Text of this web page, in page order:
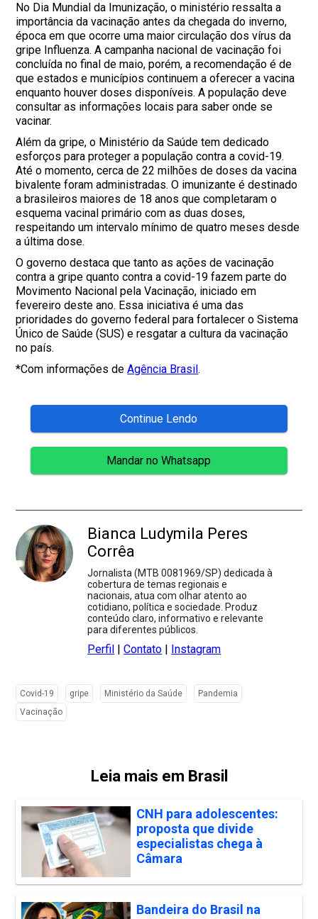
No Dia Mundial da Imunização, o ministério ressalta a
importância da vacinação antes da chegada do inverno,
época em que ocorre uma maior circulação dos vírus da
gripe Influenza. A campanha nacional de vacinação foi
concluída no final de maio, porém, a recomendação é de
que estados e municípios continuem a oferecer a vacina
enquanto houver doses disponíveis. A população deve
consultar as informações locais para saber onde se
vacinar.
Além da gripe, o Ministério da Saúde tem dedicado
esforços para proteger a população contra a covid-19.
Até o momento, cerca de 22 milhões de doses da vacina
bivalente foram administradas. O imunizante é destinado
a brasileiros maiores de 18 anos que completaram o
esquema vacinal primário com as duas doses,
respeitando um intervalo mínimo de quatro meses desde
a última dose.
O governo destaca que tanto as ações de vacinação
contra a gripe quanto contra a covid-19 fazem parte do
Movimento Nacional pela Vacinação, iniciado em
fevereiro deste ano. Essa iniciativa é uma das
prioridades do governo federal para fortalecer o Sistema
Único de Saúde (SUS) e resgatar a cultura da vacinação
no país.
*Com informações deAgência Brasil.
Continue Lendo
Mandar no Whatsapp
Bianca Ludymila Peres
Corrêa
Jornalista (MTB 0081969/SP) dedicada à
cobertura de temas regionais e
nacionais, atua com olhar atento ao
cotidiano, política e sociedade. Produz
conteúdo claro, informativo e relevante
para diferentes públicos.
Perfil |Contato Instagram
Covid-19 gripe Ministério da Saúde
Pandemia
Vacinação
Leia mais em Brasil
CNH para adolescentes:
proposta que divide
especialistas chega à
Câmara
Bandeira do Brasil na